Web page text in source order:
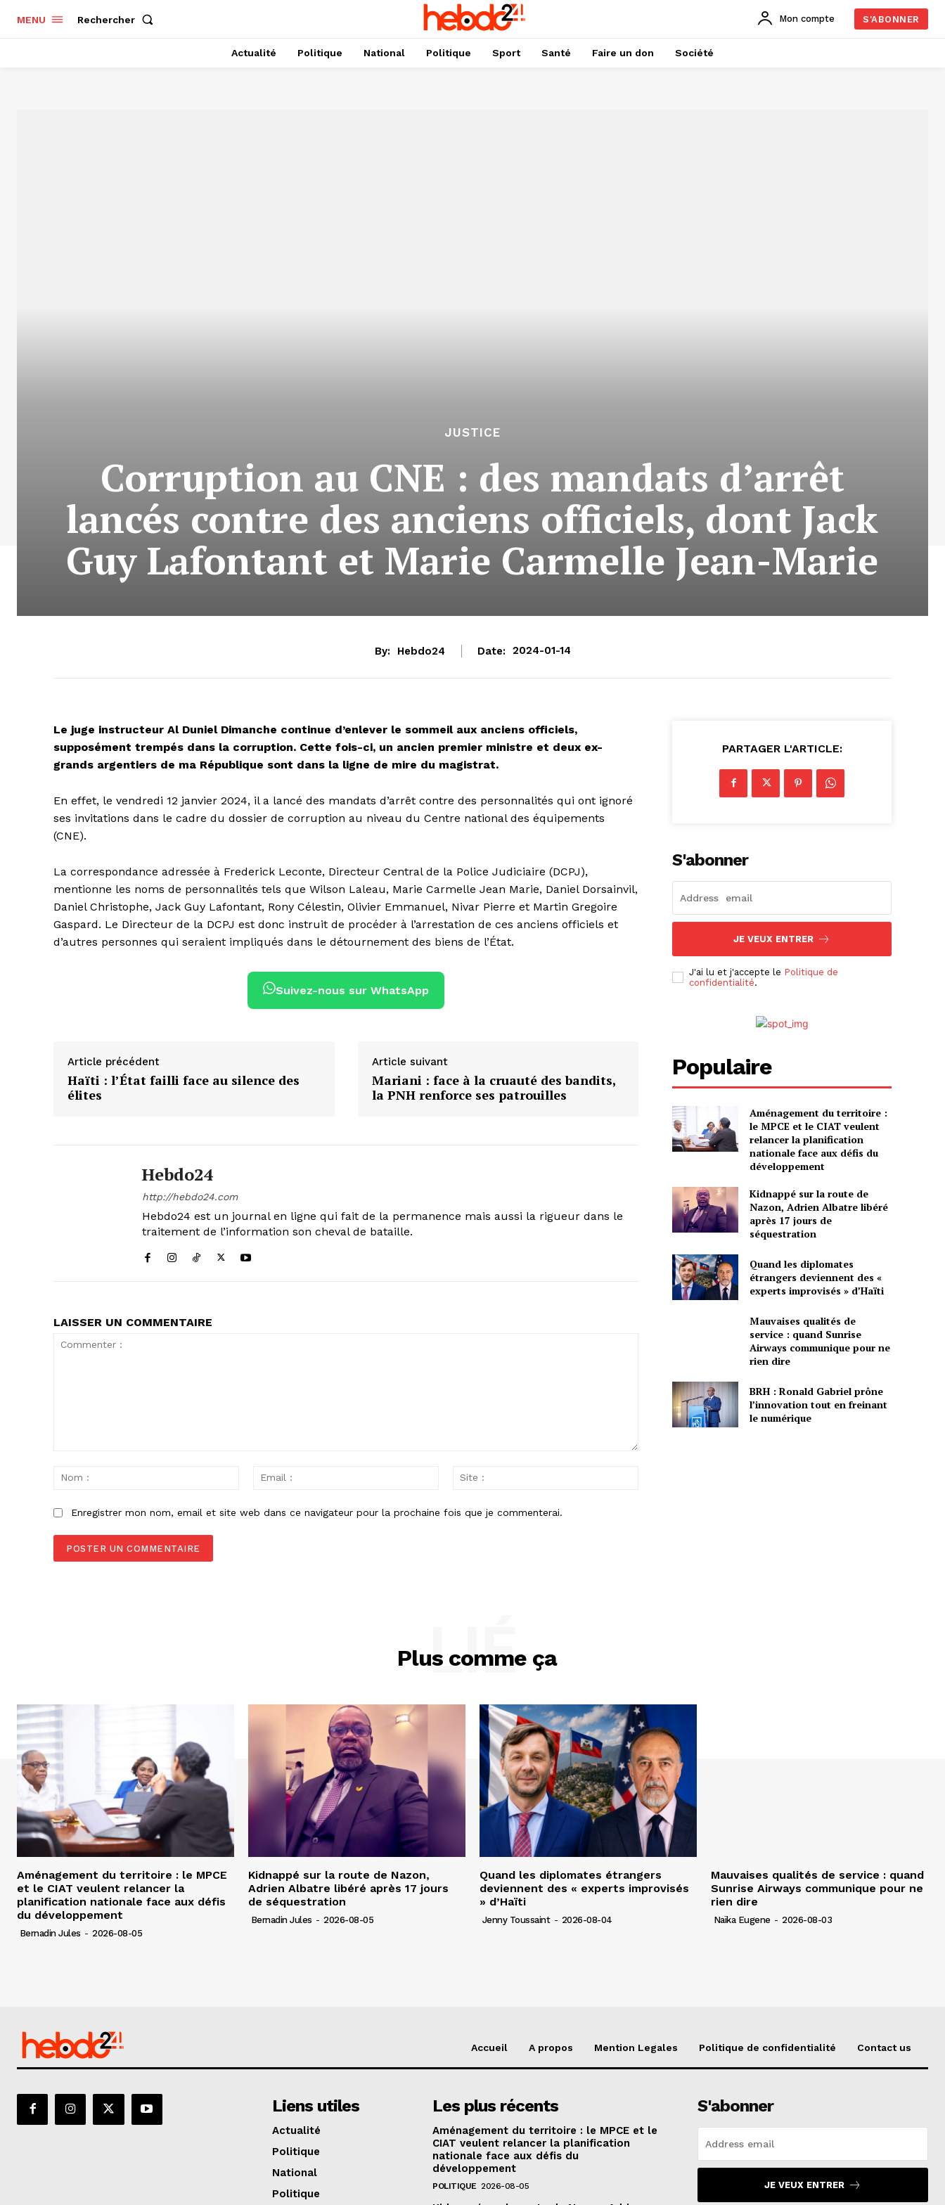
MENU Rechercher Mon compte S'ABONNER
Actualité Politique National Politique Sport Santé Faire un don Société
JUSTICE
Corruption au CNE : des mandats d’arrêt
lancés contre des anciens officiels, dont Jack
Guy Lafontant et Marie Carmelle Jean-Marie
By: Hebdo24 Date: 2024-01-14
Le juge instructeur Al Duniel Dimanche continue d’enlever le sommeil aux anciens officiels,
supposément trempés dans la corruption. Cette fois-ci, un ancien premier ministre et deux ex-
grands argentiers de ma République sont dans la ligne de mire du magistrat.
En effet, le vendredi 12 janvier 2024, il a lancé des mandats d’arrêt contre des personnalités qui ont ignoré
ses invitations dans le cadre du dossier de corruption au niveau du Centre national des équipements
(CNE).
La correspondance adressée à Frederick Leconte, Directeur Central de la Police Judiciaire (DCPJ),
mentionne les noms de personnalités tels que Wilson Laleau, Marie Carmelle Jean Marie, Daniel Dorsainvil,
Daniel Christophe, Jack Guy Lafontant, Rony Célestin, Olivier Emmanuel, Nivar Pierre et Martin Gregoire
Gaspard. Le Directeur de la DCPJ est donc instruit de procéder à l’arrestation de ces anciens officiels et
d’autres personnes qui seraient impliqués dans le détournement des biens de l’État.
Suivez-nous sur WhatsApp
Article précédent
Haïti : l’État failli face au silence des
élites
Article suivant
Mariani : face à la cruauté des bandits,
la PNH renforce ses patrouilles
Hebdo24
http://hebdo24.com
Hebdo24 est un journal en ligne qui fait de la permanence mais aussi la rigueur dans le
traitement de l’information son cheval de bataille.
LAISSER UN COMMENTAIRE
Email
Enregistrer mon nom, email et site web dans ce navigateur pour la prochaine fois que je commenterai.
PARTAGER L'ARTICLE:
S'abonner
JE VEUX ENTRER
J'ai lu et j'accepte le Politique de
confidentialité.
Populaire
Aménagement du territoire :
le MPCE et le CIAT veulent
relancer la planification
nationale face aux défis du
développement
Kidnappé sur la route de
Nazon, Adrien Albatre libéré
après 17 jours de
séquestration
Quand les diplomates
étrangers deviennent des «
experts improvisés » d’Haïti
Mauvaises qualités de
service : quand Sunrise
Airways communique pour ne
rien dire
BRH : Ronald Gabriel prône
l’innovation tout en freinant
le numérique
Plus comme ça
LIÉ
Aménagement du territoire : le MPCE
et le CIAT veulent relancer la
planification nationale face aux défis
du développement
Bernadin Jules - 2026-08-05
Kidnappé sur la route de Nazon,
Adrien Albatre libéré après 17 jours
de séquestration
Bernadin Jules - 2026-08-05
Quand les diplomates étrangers
deviennent des « experts improvisés
» d’Haïti
Jenny Toussaint - 2026-08-04
Mauvaises qualités de service : quand
Sunrise Airways communique pour ne
rien dire
Naïka Eugene - 2026-08-03
Accueil A propos Mention Legales Politique de confidentialité Contact us
Liens utiles
Actualité
Politique
National
Politique
Les plus récents
Aménagement du territoire : le MPCE et le
CIAT veulent relancer la planification
nationale face aux défis du
développement
POLITIQUE 2026-08-05
S'abonner
JE VEUX ENTRER